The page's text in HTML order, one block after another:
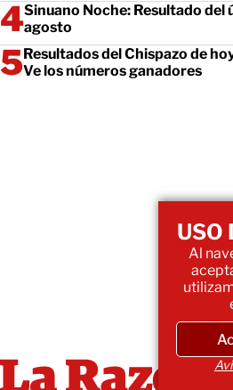
Sinuano Noche: Resultado del
agosto
Resultados del Chispazo de
Ve los números ganadores
USO
Al